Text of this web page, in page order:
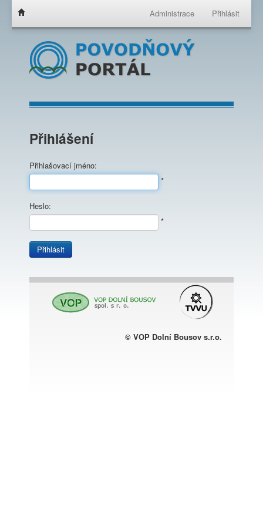
Administrace Přihlásit
Přihlášení
Přihlašovací jméno:
*
Heslo:
*
Přihlásit
© VOP Dolní Bousov s.r.o.